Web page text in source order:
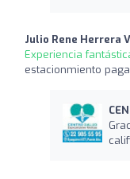
Julio Rene Herrera
Experiencia
estacionmiento